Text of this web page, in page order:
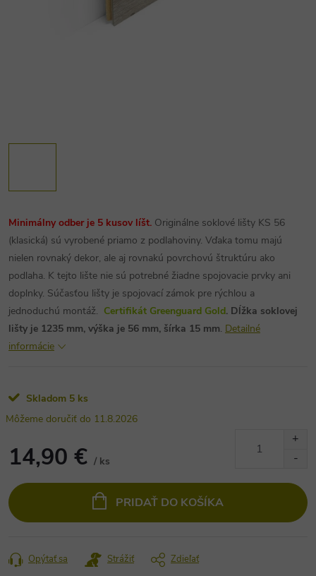
Minimálny odber je 5 kusov líšt. Originálne soklové lišty KS 56
(klasická) sú vyrobené priamo z podlahoviny. Vďaka tomu majú
nielen rovnaký dekor, ale aj rovnakú povrchovú štruktúru ako
podlaha. K tejto lište nie sú potrebné žiadne spojovacie prvky ani
doplnky. Súčasťou lišty je spojovací zámok pre rýchlou a
jednoduchú montáž. Certifikát Greenguard Gold. Dĺžka soklovej
lišty je 1235 mm, výška je 56 mm, šírka 15 mm. Detailné
informácie
Skladom 5 ks
11.8.2026
14,90 € / ks
cena:
PRIDAŤ DO KOŠÍKA
Opýtať sa Strážiť Zdieľať